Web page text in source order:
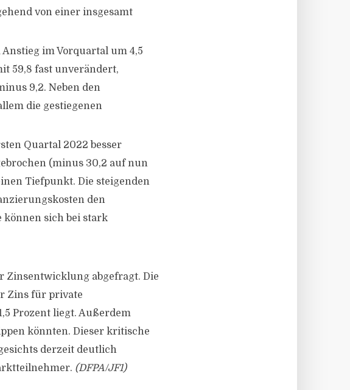
von einer insgesamt
im Vorquartal um 4,5
59,8 fast unverändert,
9,2. Neben den
die gestiegenen
Quartal 2022 besser
(minus 30,2 auf nun
Tiefpunkt. Die steigenden
den
können sich bei stark
Zinsentwicklung abgefragt. Die
Zins für private
Prozent liegt. Außerdem
könnten. Dieser kritische
derzeit deutlich
(DFPA/JF1)